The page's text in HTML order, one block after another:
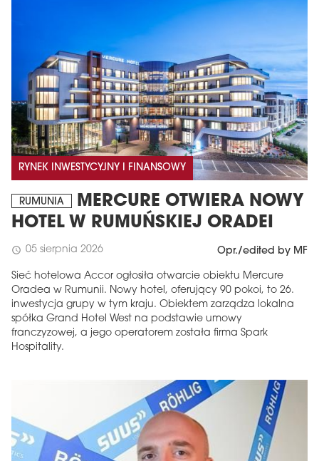
RYNEK INWESTYCYJNY I FINANSOWY
RUMUNIA
MERCURE OTWIERA NOWY
HOTEL W RUMUŃSKIEJ ORADEI
schedule 05 sierpnia 2026 Opr./edited by MF
Sieć hotelowa Accor ogłosiła otwarcie obiektu Mercure
Oradea w Rumunii. Nowy hotel, oferujący 90 pokoi, to 26.
inwestycja grupy w tym kraju. Obiektem zarządza lokalna
spółka Grand Hotel West na podstawie umowy
franczyzowej, a jego operatorem została firma Spark
Hospitality.